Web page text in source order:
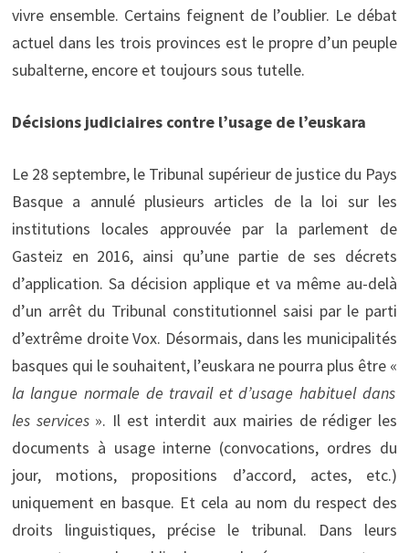
vivre ensemble. Certains feignent de l’oublier. Le débat
actuel dans les trois provinces est le propre d’un peuple
subalterne, encore et toujours sous tutelle.
Décisions judiciaires contre l’usage de l’euskara
Le 28 septembre, le Tribunal supérieur de justice du Pays
Basque a annulé plusieurs articles de la loi sur les
institutions locales approuvée par la parlement de
Gasteiz en 2016, ainsi qu’une partie de ses décrets
d’application. Sa décision applique et va même au-delà
d’un arrêt du Tribunal constitutionnel saisi par le parti
d’extrême droite Vox. Désormais, dans les municipalités
basques qui le souhaitent, l’euskara ne pourra plus être «
la langue normale de travail et d’usage habituel dans
les services». Il est interdit aux mairies de rédiger les
documents à usage interne (convocations, ordres du
jour, motions, propositions d’accord, actes, etc.)
uniquement en basque. Et cela au nom du respect des
droits linguistiques, précise le tribunal. Dans leurs